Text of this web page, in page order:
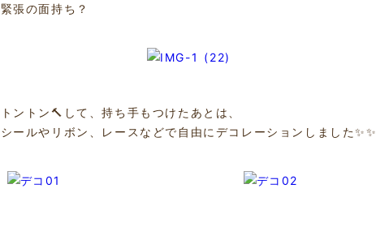
緊張の面持ち？
トントン🔨して、持ち手もつけたあとは、
シールやリボン、レースなどで自由にデコレーションしました✨✨